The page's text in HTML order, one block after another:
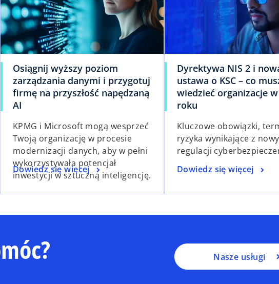
Osiągnij wyższy poziom
zarządzania danymi i przygotuj
firmę na przyszłość napędzaną
AI
KPMG i Microsoft mogą wesprzeć
Twoją organizację w procesie
modernizacji danych, aby w pełni
wykorzystywała potencjał
inwestycji w sztuczną inteligencję.
Dowiedz się więcej
Dyrektywa NIS 2 i
ustawa o KSC – co
wiedzieć organizacje
roku
Kluczowe obowiązki,
ryzyka wynikające z
regulacji
Dowiedz się więcej
Nasze usługi